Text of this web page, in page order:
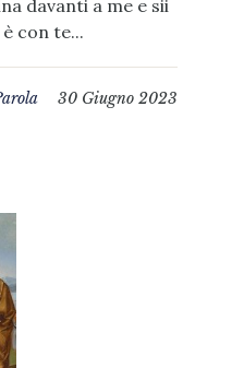
davanti a me e sii
con te...
30 Giugno 2023